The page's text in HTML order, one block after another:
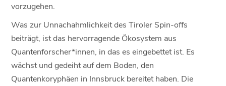
vorzugehen.
Was zur Unnachahmlichkeit des Tiroler Spin-offs
beiträgt, ist das hervorragende Ökosystem aus
Quantenforscher*innen, in das es eingebettet ist. Es
wächst und gedeiht auf dem Boden, den
Quantenkoryphäen in Innsbruck bereitet haben. Die